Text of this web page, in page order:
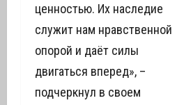
ценностью. Их наследие
служит нам нравственной
опорой и даёт силы
двигаться вперед», –
подчеркнул в своем